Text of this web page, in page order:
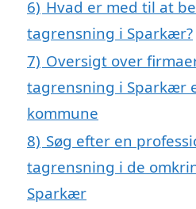
6) Hvad er med til at
tagrensning i Sparkær?
7) Oversigt over
tagrensning i Sparkær
kommune
8) Søg efter en
tagrensning i de
Sparkær